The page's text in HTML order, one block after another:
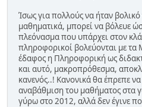
Ίσως για πολλούς να ήταν
μαθηματικά, μπορεί να βόλευε
πλεόνασμα που υπάρχει στον
πληροφορικοί βολεύονται με τα
έδαφος η Πληροφορική ως
και αυτό, μακροπρόθεσμα,
κανενός..! Κανονικά θα έπρεπε
αναβάθμιση του μαθήματος στα
γύρω στο 2012, αλλά δεν έγινε